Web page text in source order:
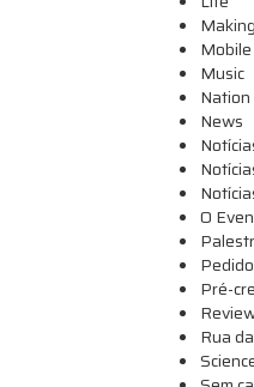
Mobile
Music
Nation
News
O
Pré-
Rua